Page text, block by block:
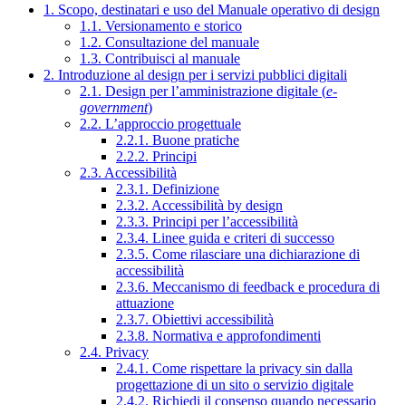
1. Scopo, destinatari e uso del Manuale operativo di design
1.1. Versionamento e storico
1.2. Consultazione del manuale
1.3. Contribuisci al manuale
2. Introduzione al design per i servizi pubblici digitali
2.1. Design per l’amministrazione digitale (e-
government)
2.2. L’approccio progettuale
2.2.1. Buone pratiche
2.2.2. Principi
2.3. Accessibilità
2.3.1. Definizione
2.3.2. Accessibilità by design
2.3.3. Principi per l’accessibilità
2.3.4. Linee guida e criteri di successo
2.3.5. Come rilasciare una dichiarazione di
accessibilità
2.3.6. Meccanismo di feedback e procedura di
attuazione
2.3.7. Obiettivi accessibilità
2.3.8. Normativa e approfondimenti
2.4. Privacy
2.4.1. Come rispettare la privacy sin dalla
progettazione di un sito o servizio digitale
2.4.2. Richiedi il consenso quando necessario